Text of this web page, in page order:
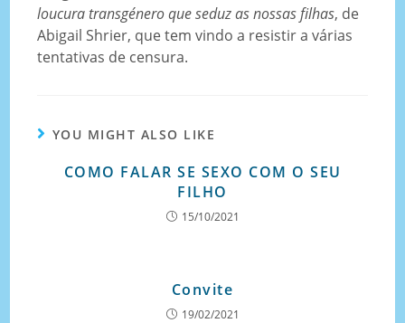
loucura transgénero que seduz as nossas filhas, de
Abigail Shrier, que tem vindo a resistir a várias
tentativas de censura.
YOU MIGHT ALSO LIKE
COMO FALAR SE SEXO COM O SEU
FILHO
15/10/2021
Convite
19/02/2021